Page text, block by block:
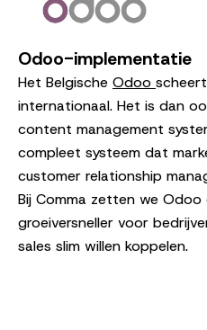
Odoo-implementatie
Het Belgische Odoo
internationaal. Het is dan
content management
compleet systeem dat
customer relationship
Bij Comma zetten we Odoo
groeiversneller voor
sales slim willen koppelen.